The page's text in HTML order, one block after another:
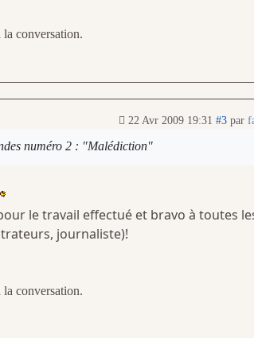
conversation.
22 Avr 2009 19:31 #3 par
numéro 2 : "Malédiction"
le travail effectué et bravo à toutes
journaliste)!
conversation.